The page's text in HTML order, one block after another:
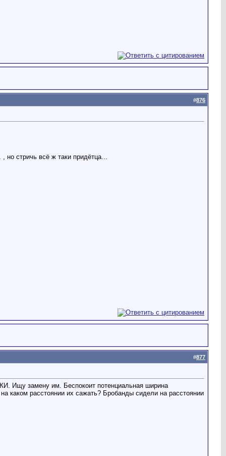
#876
, но стричь всё ж таки придётца...
#877
Ищу замену им. Беспокоит потенциальная ширина
каком расстоянии их сажать? Бробанды сидели на расстоянии